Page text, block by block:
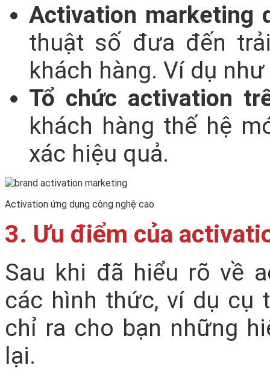
Activation marketing
thuật số đưa đến
khách hàng. Ví dụ
Tổ chức activation
khách hàng thế hệ
xác hiệu quả.
Activation ứng dụng công nghệ cao
3. Ưu điểm của
Sau khi đã hiểu rõ về
các hình thức, ví dụ cụ
chỉ ra cho bạn những
lại.